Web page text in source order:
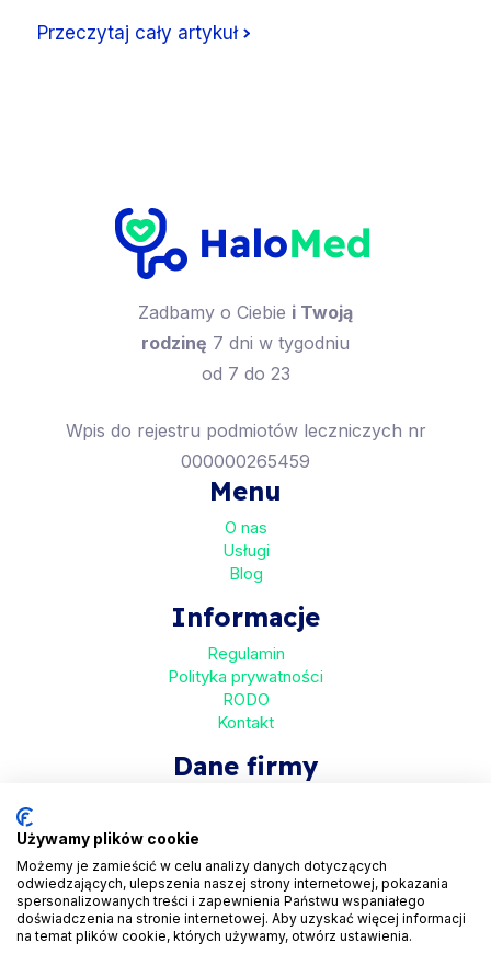
Przeczytaj cały artykuł
Zadbamy o Ciebie i Twoją
rodzinę 7 dni w tygodniu
od 7 do 23
Wpis do rejestru podmiotów leczniczych nr
000000265459
Menu
O nas
Usługi
Blog
Informacje
Regulamin
Polityka prywatności
RODO
Kontakt
Dane firmy
ul. Bolkowska 2D
01-466 Warszawa
KRS 0001048558
REGON 525935069
NIP 5223265608
Używamy plików cookie
Możemy je zamieścić w celu analizy danych dotyczących
odwiedzających, ulepszenia naszej strony internetowej, pokazania
spersonalizowanych treści i zapewnienia Państwu wspaniałego
doświadczenia na stronie internetowej. Aby uzyskać więcej informacji
na temat plików cookie, których używamy, otwórz ustawienia.